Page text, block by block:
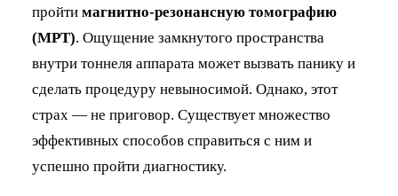
пройти магнитно-резонансную томографию
(МРТ). Ощущение замкнутого пространства
внутри тоннеля аппарата может вызвать панику и
сделать процедуру невыносимой. Однако, этот
страх — не приговор. Существует множество
эффективных способов справиться с ним и
успешно пройти диагностику.